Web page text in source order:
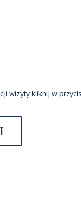
wizyty kliknij w